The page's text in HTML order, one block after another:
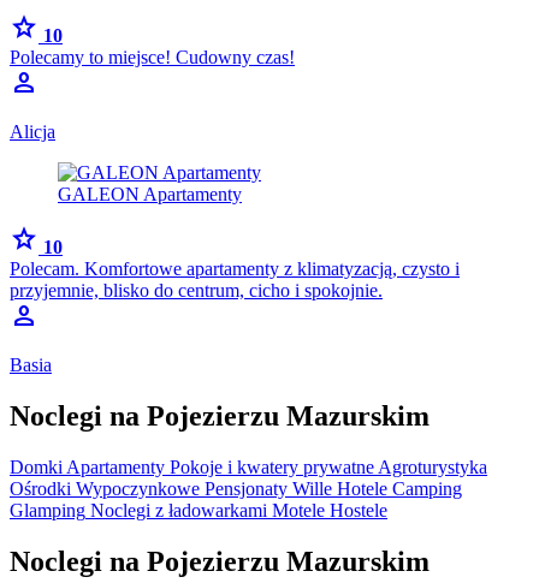
star 10
Polecamy to miejsce! Cudowny czas!
person
Alicja
GALEON Apartamenty
star 10
Polecam. Komfortowe apartamenty z klimatyzacją, czysto i
przyjemnie, blisko do centrum, cicho i spokojnie.
person
Basia
Noclegi na Pojezierzu Mazurskim
Domki Apartamenty Pokoje i kwatery prywatne Agroturystyka
Ośrodki Wypoczynkowe Pensjonaty Wille Hotele Camping
Glamping Noclegi z ładowarkami Motele Hostele
Noclegi na Pojezierzu Mazurskim